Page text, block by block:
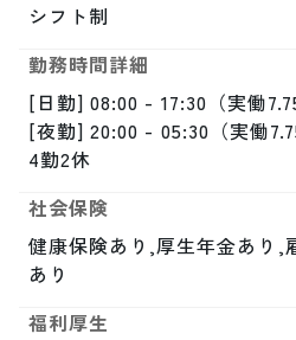
シフト制
勤務時間詳細
[日勤] 08:00 - 17:30（実働
[夜勤] 20:00 - 05:30（実働
4勤2休
社会保険
健康保険あり,厚生年金あり,
あり
福利厚生